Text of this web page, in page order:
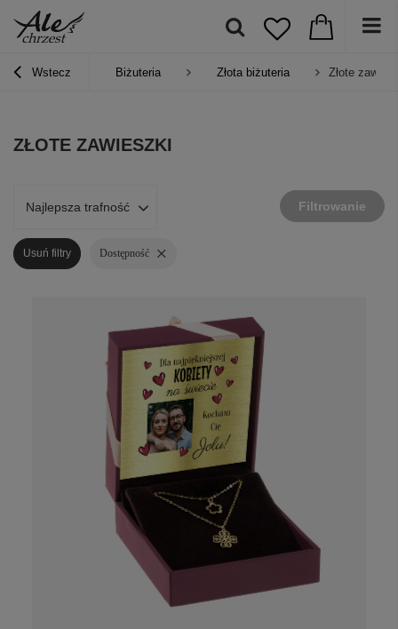
Wstecz Biżuteria Złota biżuteria Złote
ZŁOTE ZAWIESZKI
Najlepsza trafność Filtrowanie
Usuń filtry Dostępność